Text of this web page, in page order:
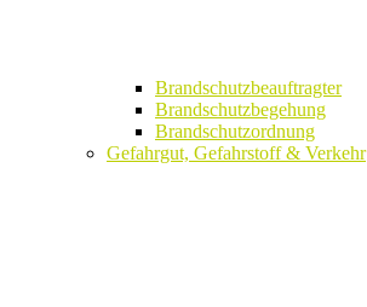
Brandschutzbeauftragter
Brandschutzbegehung
Brandschutzordnung
Gefahrgut, Gefahrstoff & Verkehr